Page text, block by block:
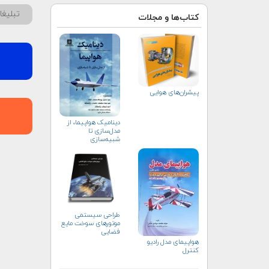
کتاب‌ها و مجلات
پیشران‌های هوایی
دینامیک هواپیما، از
مدل‌سازی تا
شبیه‌سازی
هواپيمای مدل راديو
كنترل
طراحی سیستمی
موتورهای سوخت مایع
فضایی